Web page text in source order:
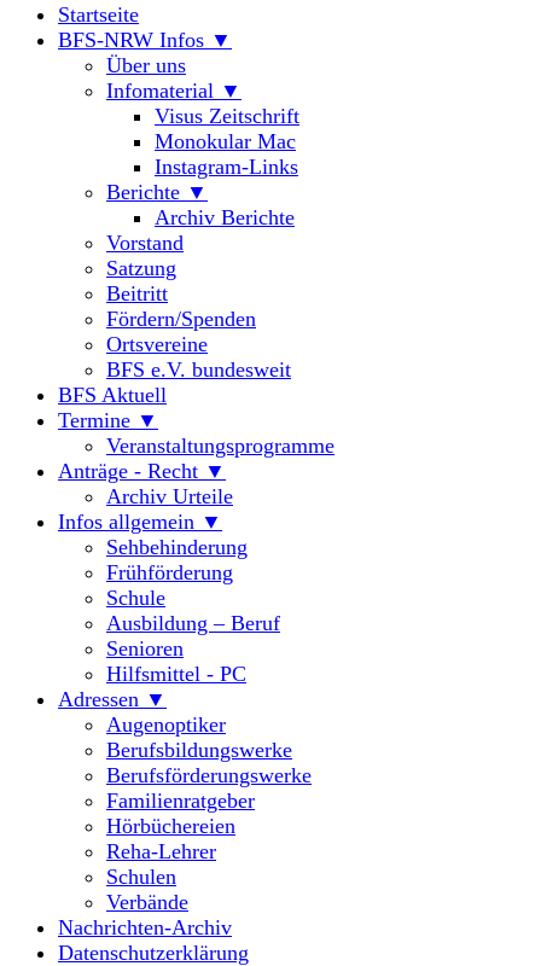
Startseite
BFS-NRW Infos ▼
Über uns
Infomaterial ▼
Visus Zeitschrift
Monokular Mac
Instagram-Links
Berichte ▼
Archiv Berichte
Vorstand
Satzung
Beitritt
Fördern/Spenden
Ortsvereine
BFS e.V. bundesweit
BFS Aktuell
Termine ▼
Veranstaltungsprogramme
Anträge - Recht ▼
Archiv Urteile
Infos allgemein ▼
Sehbehinderung
Frühförderung
Schule
Ausbildung – Beruf
Senioren
Hilfsmittel - PC
Adressen ▼
Augenoptiker
Berufsbildungswerke
Berufsförderungswerke
Familienratgeber
Hörbüchereien
Reha-Lehrer
Schulen
Verbände
Nachrichten-Archiv
Datenschutzerklärung